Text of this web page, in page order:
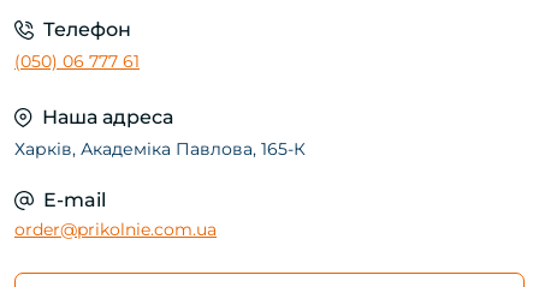
Телефон
(050) 06 777 61
Наша адреса
Харків, Академіка Павлова, 165-К
E-mail
order@prikolnie.com.ua